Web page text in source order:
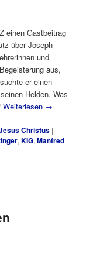
einen Gastbeitrag
über Joseph
und
aus,
er einen
Helden. Was
Weiterlesen →
Christus |
,KIG,Manfred